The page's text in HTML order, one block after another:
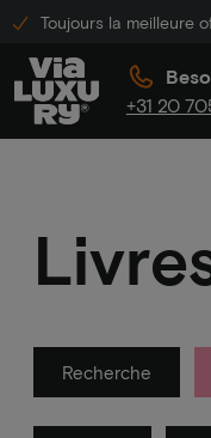
Toujours la meilleure
+31 20
Recherche